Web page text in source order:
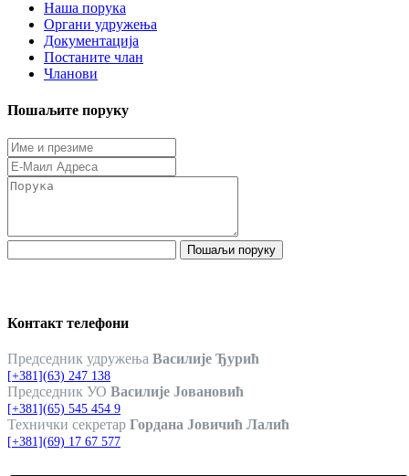
Наша порука
Органи удружења
Документација
Постаните члан
Чланови
Пошаљите поруку
Пошаљи поруку
Контакт телефони
Председник удружења Василије Ђурић
[+381](63) 247 138
Председник УО Василије Јовановић
[+381](65) 545 454 9
Технички секретар Гордана Јовичић Лалић
[+381](69) 17 67 577